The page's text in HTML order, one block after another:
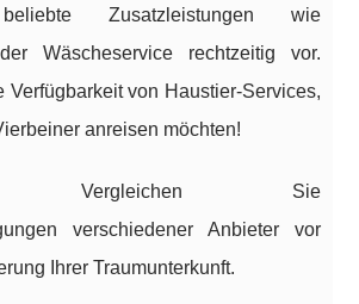
Zusatzleistungen wie
Wäscheservice rechtzeitig vor.
Verfügbarkeit von Haustier-Services,
anreisen möchten!
Sie
verschiedener Anbieter vor
Ihrer Traumunterkunft.